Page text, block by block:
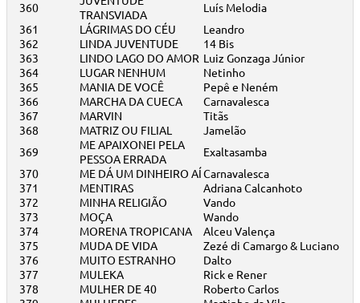
360
TRANSVIADA
Luís Melodia
361
LÁGRIMAS DO CÉU
Leandro
362
LINDA JUVENTUDE
14 Bis
363
LINDO LAGO DO AMOR Luiz Gonzaga Júnior
364
LUGAR NENHUM
Netinho
365
MANIA DE VOCÊ
Pepê e Neném
366
MARCHA DA CUECA
Carnavalesca
367
MARVIN
Titãs
368
MATRIZ OU FILIAL
Jamelão
369
ME APAIXONEI PELA
PESSOA ERRADA
Exaltasamba
370
ME DÁ UM DINHEIRO AÍCarnavalesca
371
MENTIRAS
Adriana Calcanhoto
372
MINHA RELIGIÃO
Vando
373
MOÇA
Wando
374
MORENA TROPICANA
Alceu Valença
375
MUDA DE VIDA
Zezé di Camargo & Luciano
376
MUITO ESTRANHO
Dalto
377
MULEKA
Rick e Rener
378
MULHER DE 40
Roberto Carlos